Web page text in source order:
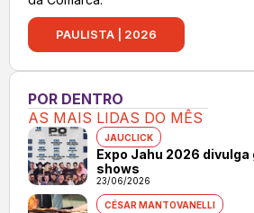
PAULISTA | 2026
POR DENTRO
AS MAIS LIDAS DO MÊS
JAUCLICK
Expo Jahu 2026
shows
23/06/2026
CÉSAR MANTOVANELLI